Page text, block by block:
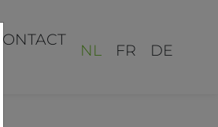
CONTACT
NL FR DE